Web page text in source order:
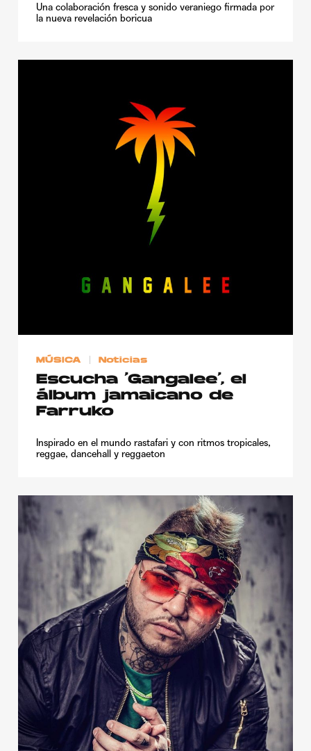
Una colaboración fresca y sonido veraniego firmada por
la nueva revelación boricua
MÚSICA Noticias
Escucha ‘Gangalee’, el
álbum jamaicano de
Farruko
Inspirado en el mundo rastafari y con ritmos tropicales,
reggae, dancehall y reggaeton